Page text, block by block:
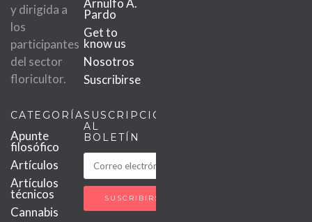
y dirigida a
los
participantes
del sector
floricultor.
Arnulfo A.
Pardo
Get to
know us
Nosotros
Suscribirse
CATEGORÍAS
Apunte
filosófico
Artículos
Artículos
técnicos
Cannabis
SUSCRIPCIÓN
AL
BOLETÍN